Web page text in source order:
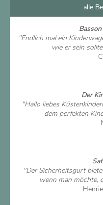
alle
"Endlich mal ein
wie er sein
Der
"Hallo liebes
dem perfekten
"Der Sicherheitsgurt
wenn man möchte,